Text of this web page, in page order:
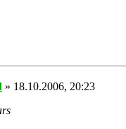
» 18.10.2006, 20:23